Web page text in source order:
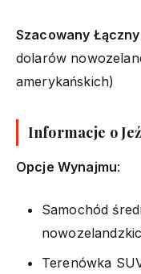
Szacowany
dolarów
amerykańskich)
Informacje o
Opcje Wynajmu:
Samochód
Terenówka